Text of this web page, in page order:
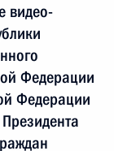
видео-
Федерации
Федерации